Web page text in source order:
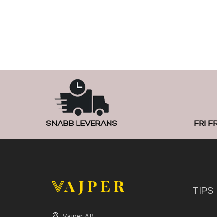
SNABB LEVERANS FRI
TIPS